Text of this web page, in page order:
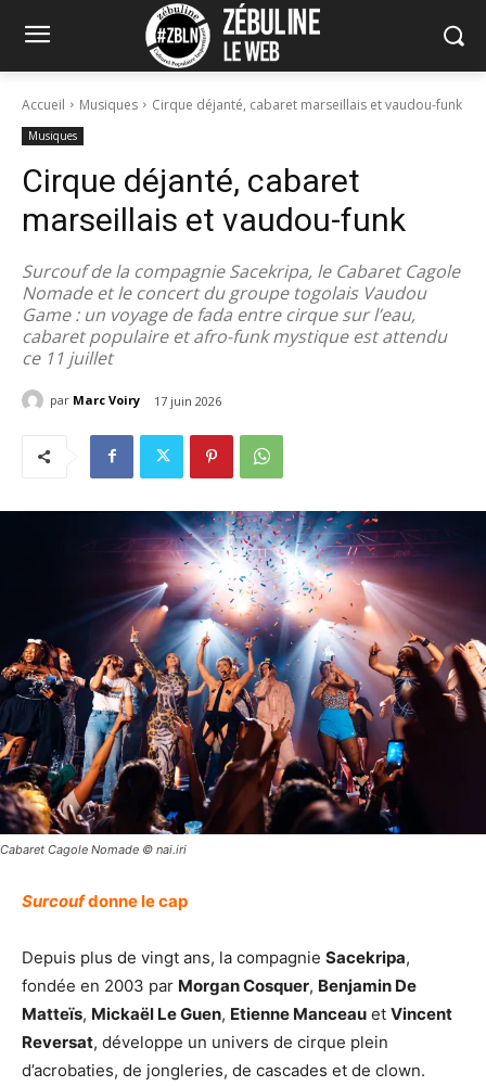
Accueil Musiques Cirque déjanté, cabaret marseillais et vaudou-funk
Musiques
Cirque déjanté, cabaret
marseillais et vaudou-funk
Surcouf de la compagnie Sacekripa, le Cabaret Cagole
Nomade et le concert du groupe togolais Vaudou
Game : un voyage de fada entre cirque sur l’eau,
cabaret populaire et afro-funk mystique est attendu
ce 11 juillet
par Marc Voiry 17 juin 2026
Cabaret Cagole Nomade © nai.iri
Surcoufdonne le cap
Depuis plus de vingt ans, la compagnie Sacekripa,
fondée en 2003 par Morgan Cosquer, Benjamin De
Matteïs, Mickaël Le Guen, Etienne Manceau et Vincent
Reversat, développe un univers de cirque plein
d’acrobaties, de jongleries, de cascades et de clown.